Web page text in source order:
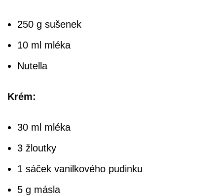
250 g sušenek
10 ml mléka
Nutella
Krém:
30 ml mléka
3 žloutky
1 sáček vanilkového pudinku
5 g másla